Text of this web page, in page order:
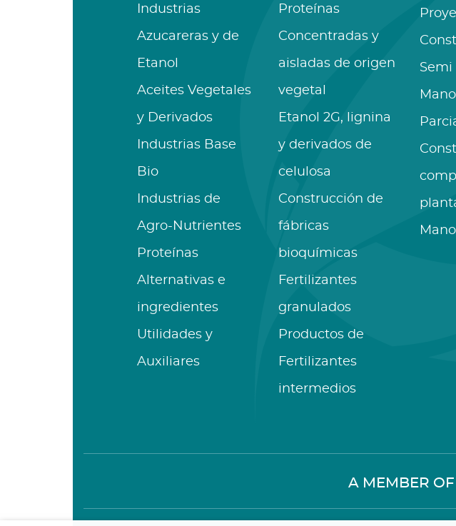
Industrias
Azucareras y de
Etanol
Aceites Vegetales
y Derivados
Industrias Base
Bio
Industrias de
Agro-Nutrientes
Proteínas
Alternativas e
ingredientes
Utilidades y
Auxiliares
Proteínas
Concentradas y
aisladas de origen
vegetal
Etanol 2G, lignina
y derivados de
celulosa
Construcción de
fábricas
bioquímicas
Fertilizantes
granulados
Productos de
Fertilizantes
intermedios
Semi
A MEMBER